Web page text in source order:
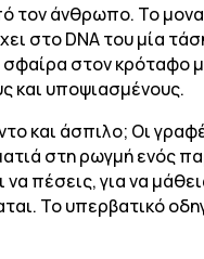
τον άνθρωπο. Το
στο DNA του μία
στον κρόταφο
και υποψιασμένους.
και άσπιλο; Οι
στη ρωγμή ενός
να πέσεις, για να
Το υπερβατικό